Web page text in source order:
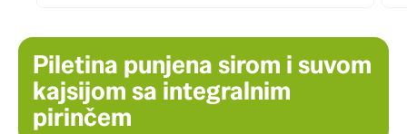
Piletina punjena sirom i suvom
kajsijom sa integralnim
pirinčem